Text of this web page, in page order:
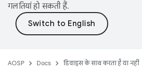
गलतियां हो सकती हैं.
AOSP Docs डिवाइस के साथ करता है या नहीं